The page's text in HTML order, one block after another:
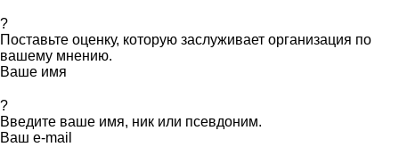
?
Поставьте оценку, которую заслуживает организация по
вашему мнению.
Ваше имя
?
Введите ваше имя, ник или псевдоним.
Ваш e-mail